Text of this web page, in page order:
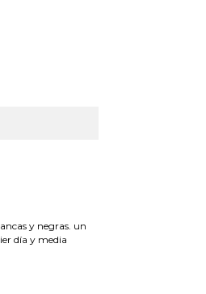
y negras. un
día y media